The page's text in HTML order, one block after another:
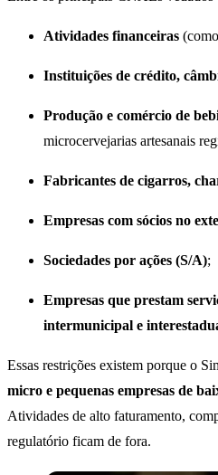
Atividades financeiras
Instituições de crédito,
Produção e comércio de
microcervejarias artesanais
Fabricantes de cigarros,
Empresas com sócios no
Sociedades por ações (S/A);
Empresas que prestam
intermunicipal e
Essas restrições existem porque o
micro e pequenas empresas de
Atividades de alto faturamento,
regulatório ficam de fora.